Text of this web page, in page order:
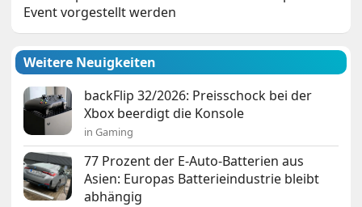
Event vorgestellt werden
Weitere Neuigkeiten
backFlip 32/2026: Preisschock bei der
Xbox beerdigt die Konsole
in Gaming
77 Prozent der E-Auto-Batterien aus
Asien: Europas Batterieindustrie bleibt
abhängig